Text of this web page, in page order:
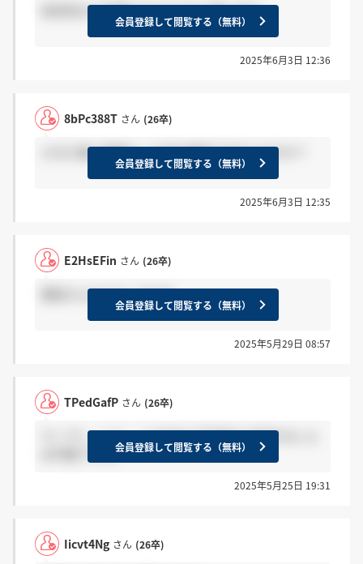
安定性などを鑑みてもそうだと思います。
会員登録して閲覧する（無料）
2025年6月3日 12:36
8bPc388T さん (26卒)
どの工場に勤務かって何が基準で決まりますか？
会員登録して閲覧する（無料）
2025年6月3日 12:35
E2HsEFin さん (26卒)
豊田さんのスピーチすき
会員登録して閲覧する（無料）
2025年5月29日 08:57
TPedGafP さん (26卒)
ウーブン・バイ・トヨタなど子会社に出向すること
は可能ですか。会員登録して閲覧する（無料）
2025年5月25日 19:31
Iicvt4Ng さん (26卒)